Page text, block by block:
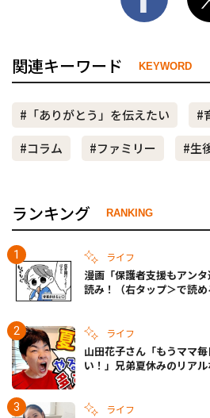
関連キーワード KEYWORD
#「ありがとう」を伝えたい #
#コラム
#ファミリー #生
ランキング RANKING
ライフ
漫画「保護者支援もアン
読み！（右タップ＞で読め
ライフ
山田花子さん「もうママ
い！」兄弟夏休みのリア
ライフ